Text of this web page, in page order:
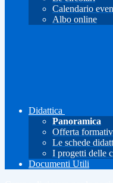
Calendario
Albo online
Didattica
Panoramica
Offerta
Le schede
I progetti delle
Documenti Utili